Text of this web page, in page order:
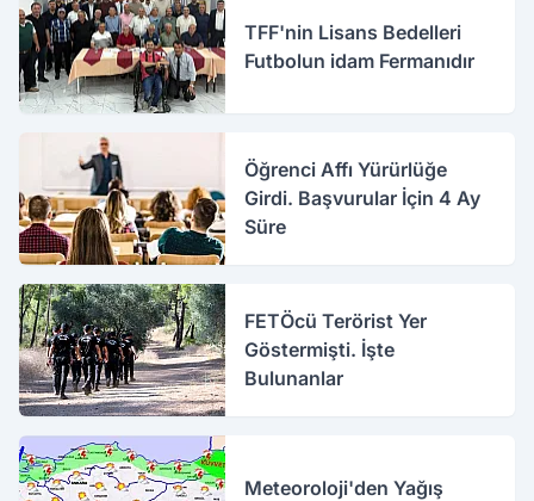
TFF'nin Lisans Bedelleri
Futbolun idam Fermanıdır
Öğrenci Affı Yürürlüğe
Girdi. Başvurular İçin 4 Ay
Süre
FETÖcü Terörist Yer
Göstermişti. İşte
Bulunanlar
Meteoroloji'den Yağış